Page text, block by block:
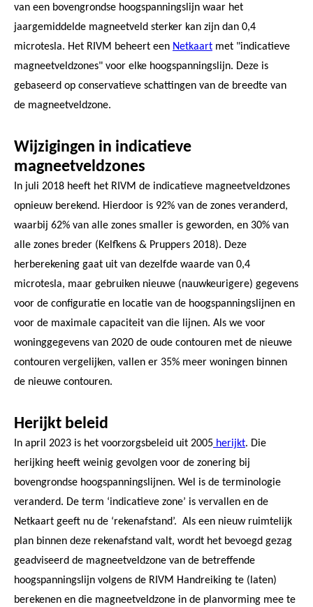
van een bovengrondse hoogspanningslijn waar het
jaargemiddelde magneetveld sterker kan zijn dan 0,4
microtesla. Het RIVM beheert een Netkaart met "indicatieve
magneetveldzones" voor elke hoogspanningslijn. Deze is
gebaseerd op conservatieve schattingen van de breedte van
de magneetveldzone.
Wijzigingen in indicatieve
magneetveldzones
In juli 2018 heeft het RIVM de indicatieve magneetveldzones
opnieuw berekend. Hierdoor is 92% van de zones veranderd,
waarbij 62% van alle zones smaller is geworden, en 30% van
alle zones breder (Kelfkens & Pruppers 2018). Deze
herberekening gaat uit van dezelfde waarde van 0,4
microtesla, maar gebruiken nieuwe (nauwkeurigere) gegevens
voor de configuratie en locatie van de hoogspanningslijnen en
voor de maximale capaciteit van die lijnen. Als we voor
woninggegevens van 2020 de oude contouren met de nieuwe
contouren vergelijken, vallen er 35% meer woningen binnen
de nieuwe contouren.
Herijkt beleid
In april 2023 is het voorzorgsbeleid uit 2005 herijkt. Die
herijking heeft weinig gevolgen voor de zonering bij
bovengrondse hoogspanningslijnen. Wel is de terminologie
veranderd. De term ‘indicatieve zone’ is vervallen en de
Netkaart geeft nu de ‘rekenafstand’. Als een nieuw ruimtelijk
plan binnen deze rekenafstand valt, wordt het bevoegd gezag
geadviseerd de magneetveldzone van de betreffende
hoogspanningslijn volgens de RIVM Handreiking te (laten)
berekenen en die magneetveldzone in de planvorming mee te